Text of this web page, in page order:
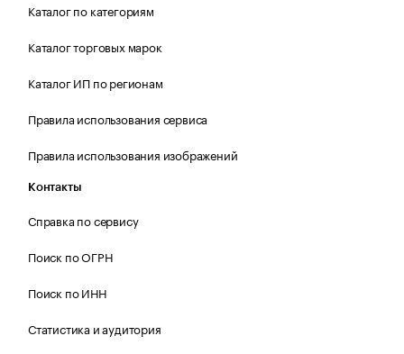
Каталог по категориям
Каталог торговых марок
Каталог ИП по регионам
Правила использования сервиса
Правила использования изображений
Контакты
Справка по сервису
Поиск по ОГРН
Поиск по ИНН
Статистика и аудитория